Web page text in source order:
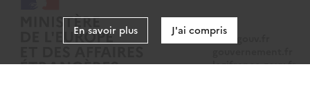
data.gouv.fr
legifrance.gouv.fr
En savoir plus J'ai compris